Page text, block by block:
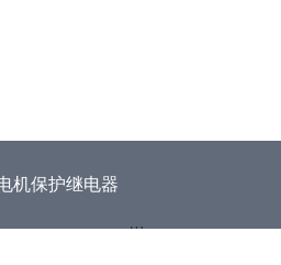
机保护继电器 EOCR3DE-